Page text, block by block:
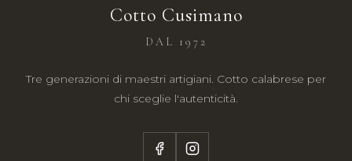
Cotto Cusimano
DAL 1972
Tre generazioni di maestri artigiani. Cotto calabrese per
chi sceglie l'autenticità.